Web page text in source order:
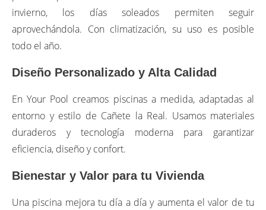
invierno, los días soleados permiten seguir
aprovechándola. Con climatización, su uso es posible
todo el año.
Diseño Personalizado y Alta Calidad
En Your Pool creamos piscinas a medida, adaptadas al
entorno y estilo de Cañete la Real. Usamos materiales
duraderos y tecnología moderna para garantizar
eficiencia, diseño y confort.
Bienestar y Valor para tu Vivienda
Una piscina mejora tu día a día y aumenta el valor de tu